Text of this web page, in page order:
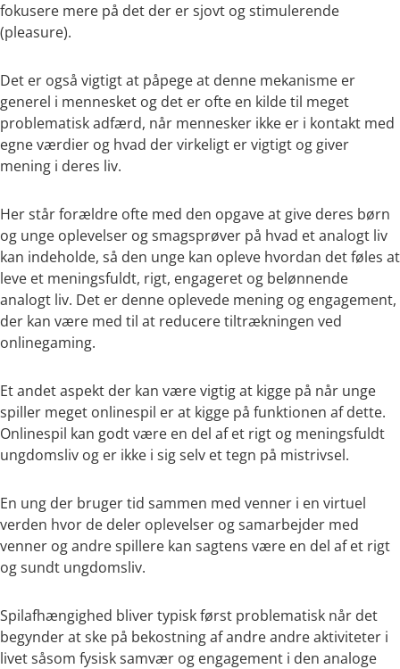
fokusere mere på det der er sjovt og stimulerende
(pleasure).
Det er også vigtigt at påpege at denne mekanisme er
generel i mennesket og det er ofte en kilde til meget
problematisk adfærd, når mennesker ikke er i kontakt med
egne værdier og hvad der virkeligt er vigtigt og giver
mening i deres liv.
Her står forældre ofte med den opgave at give deres børn
og unge oplevelser og smagsprøver på hvad et analogt liv
kan indeholde, så den unge kan opleve hvordan det føles at
leve et meningsfuldt, rigt, engageret og belønnende
analogt liv. Det er denne oplevede mening og engagement,
der kan være med til at reducere tiltrækningen ved
onlinegaming.
Et andet aspekt der kan være vigtig at kigge på når unge
spiller meget onlinespil er at kigge på funktionen af dette.
Onlinespil kan godt være en del af et rigt og meningsfuldt
ungdomsliv og er ikke i sig selv et tegn på mistrivsel.
En ung der bruger tid sammen med venner i en virtuel
verden hvor de deler oplevelser og samarbejder med
venner og andre spillere kan sagtens være en del af et rigt
og sundt ungdomsliv.
Spilafhængighed bliver typisk først problematisk når det
begynder at ske på bekostning af andre andre aktiviteter i
livet såsom fysisk samvær og engagement i den analoge